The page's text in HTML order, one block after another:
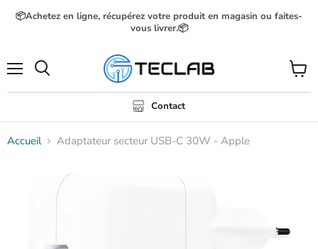
📦Achetez en ligne, récupérez votre produit en magasin ou faites-
vous livrer.📦
Contact
Voir
le
Accueil Adaptateur secteur USB-C 30W - Apple